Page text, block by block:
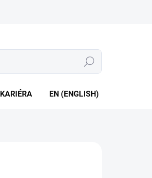
Hledat
KARIÉRA EN (ENGLISH)